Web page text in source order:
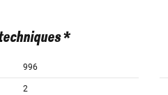
*
996
2